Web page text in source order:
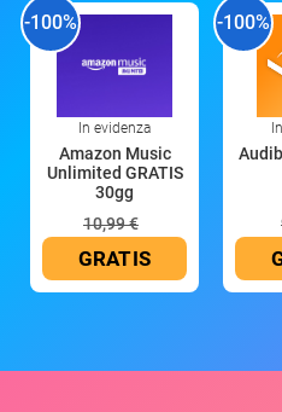
-100%
In evidenza
Amazon Music
Unlimited GRATIS
30gg
10,99 €
GRATIS
-100%